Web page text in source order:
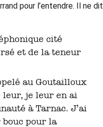
pour l’entendre. Il ne dit
et de la teneur
au Goutailloux
leur, je leur en ai
à Tarnac. J’ai
pour la